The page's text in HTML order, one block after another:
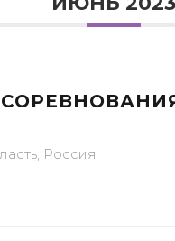
Россия